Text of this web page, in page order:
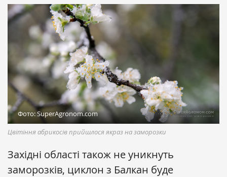
Фото: SuperAgronom.com
Цвітіння абрикосів прийшлося якраз на заморозки
Західні області також не уникнуть
заморозків, циклон з Балкан буде